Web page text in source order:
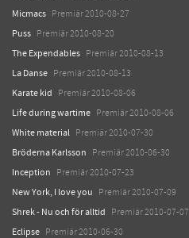
Micmacs Premiär 2010-08-27
Puss Premiär 2010-08-20
The Expendables Premiär 2010-08-13
La Danse Premiär 2010-08-13
Karate kid Premiär 2010-08-06
Life during wartime Premiär 2010-08-06
White material Premiär 2010-07-30
Bröderna Karlsson Premiär 2010-06-30
Inception Premiär 2010-07-23
New York, I love you Premiär 2010-07-09
Shrek - Nu och för alltid Premiär 2010-07-07
Eclipse Premiär 2010-06-30